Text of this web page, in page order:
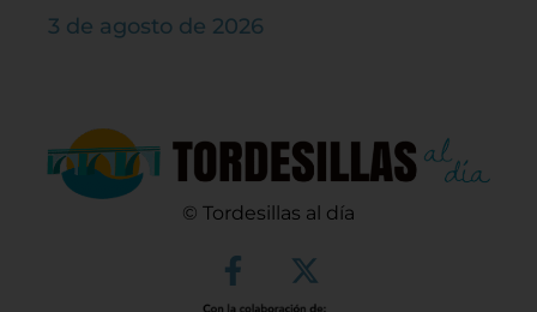
3 de agosto de 2026
© Tordesillas al día